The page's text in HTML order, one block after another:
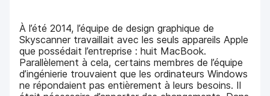
À l’été 2014, l’équipe de design graphique de
Skyscanner travaillait avec les seuls appareils Apple
que possédait l’entreprise : huit MacBook.
Parallèlement à cela, certains membres de l’équipe
d’ingénierie trouvaient que les ordinateurs Windows
ne répondaient pas entièrement à leurs besoins. Il